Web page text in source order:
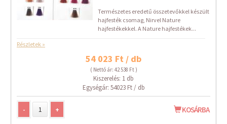
Természetes eredetű összetevőkkel készült
hajfesték csomag, Nirvel Nature
hajfestékekkel. A Nature hajfestékek...
Részletek »
54 023 Ft / db
( Nettó ár: 42 538 Ft )
Kiszerelés: 1 db
Egységár: 54023 Ft / db
- + KOSÁRBA